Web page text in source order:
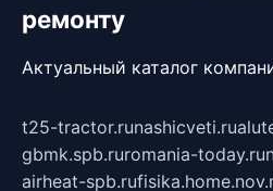
ремонту
Актуальный каталог
t25-tractor.runashicveti.ru
gbmk.spb.ruromania-today.ru
airheat-spb.ru